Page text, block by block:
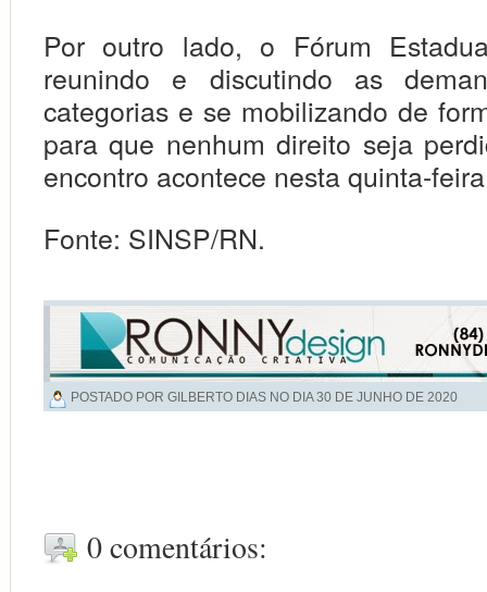
Por outro lado, o Fórum
reunindo e discutindo as
categorias e se mobilizando de
para que nenhum direito seja
encontro acontece nesta quinta-
Fonte: SINSP/RN.
POSTADO POR GILBERTO DIAS NO DIA30 DE JUNHO DE 2020
0 comentários: